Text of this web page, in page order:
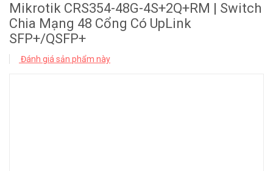
Mikrotik CRS354-48G-4S+2Q+RM | Switch
Chia Mạng 48 Cổng Có UpLink
SFP+/QSFP+
Đánh giá sản phẩm này